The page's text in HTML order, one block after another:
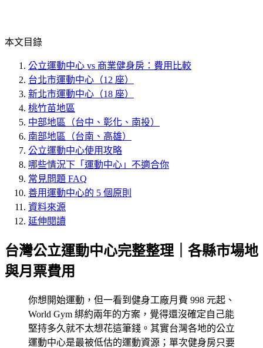
本文目錄
公立運動中心 vs 商業健身房：費用比較
台北市運動中心（12 座）
新北市運動中心（18 座）
桃竹苗地區
中部地區（台中、彰化、南投）
南部地區（台南、高雄）
公立運動中心使用攻略
哪些情況下「運動中心」不適合你
常見問題 FAQ
善用運動中心的 5 個原則
資料來源
延伸閱讀
台灣公立運動中心完整整理｜各縣市場地
與月票費用
你想開始運動，但一看到健身工廠月費 998 元起、
World Gym 綁約兩年的方案，覺得還沒確定自己能
堅持多久就不太想花這筆錢。其實台灣各地的公立
運動中心是最被低估的運動資源；單次健身房只要